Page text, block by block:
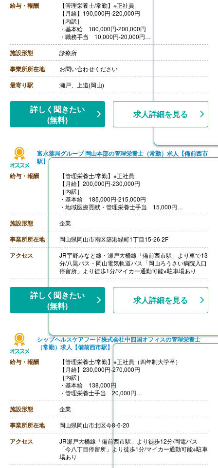
給与・報酬
【管理栄養士/常勤】※正社員
【月給】190,000円-220,000円
［内訳］
・基本給 180,000円-200,000円
・職務手当 10,000円-20,000円
［その他手当］
・皆勤手当 10,000円
【賞与】年2回（計3.00ヶ月分）※前年度実績
【通勤手当】あり（上限25,000円/月）
【昇給】あり（1月あたり0円-6,000円）※前年度実績
【退職金】あり※勤続3年以上
施設形態 診療所
事業所所在地 お問い合わせください
最寄り駅 瀬戸、上道(岡山)
詳しく聞きたい
(無料)
求人詳細を見る
富永薬局グループ 岡山本部の管理栄養士（常勤）求人【備前西市
駅】
給与・報酬
【管理栄養士/常勤】※正社員
【月給】200,000円-230,000円
［内訳］
・基本給 185,000円-215,000円
・地域医療貢献・管理栄養士手当 15,000円
［その他手当］
・登録販売者手当 10,000円
【賞与】年3回（計3.00ヶ月分）※前年度実績
【通勤手当】あり（上限50,000円/月）
※公共交通機関
【昇給】年1回（1.00%-3.00％程度）※前年度実績
【退職金】あり※勤続5年以上
施設形態 企業
事業所所在地 岡山県岡山市南区築港緑町1丁目15-26 2F
アクセス
JR宇野みなと線・瀬戸大橋線「備前西市駅」より車で13
分/八晃バス・岡山電気軌道バス「岡山ろうさい病院入口
停留所」より徒歩1分/マイカー通勤可能※駐車場あり
詳しく聞きたい
(無料)
求人詳細を見る
シップヘルスケアフード株式会社中四国オフィスの管理栄養士
（常勤）求人【備前西市駅】
給与・報酬
【管理栄養士/常勤】※正社員（四年制大学卒）
【月給】230,000円‐270,000円
［内訳］
・基本給 138,000円
・管理栄養士手当 20,000円
・調整手当 72,000円‐112,000円
【賞与】年2回（計3.80ヶ月分）※前年度実績、会社規定
等による
【通勤手当】あり（上限40,000円/月）
【昇給】あり（1月あたり0円-14,000円）※前年度実績、
会社規定等による
【退職金】あり※勤続3年以上
++++++++++++++++++++
【管理栄養士/常勤】※正社員（短大卒）
施設形態 企業
事業所所在地 岡山県岡山市北区今8-6-20
アクセス
JR瀬戸大橋線「備前西市駅」より徒歩12分/岡電バス
「今八丁目停留所」より徒歩1分/マイカー通勤可能※駐車
場あり